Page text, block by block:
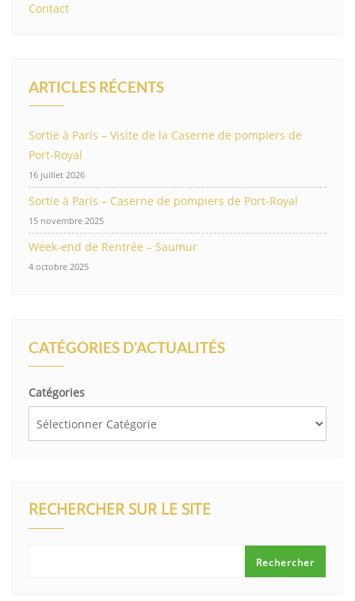
Contact
ARTICLES RÉCENTS
Sortie à Paris – Visite de la Caserne de pompiers de
Port-Royal
16 juillet 2026
Sortie à Paris – Caserne de pompiers de Port-Royal
15 novembre 2025
Week-end de Rentrée – Saumur
4 octobre 2025
CATÉGORIES D'ACTUALITÉS
Catégories
RECHERCHER SUR LE SITE
Rechercher